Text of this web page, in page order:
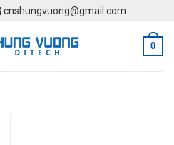
cnshungvuong@gmail.com
0